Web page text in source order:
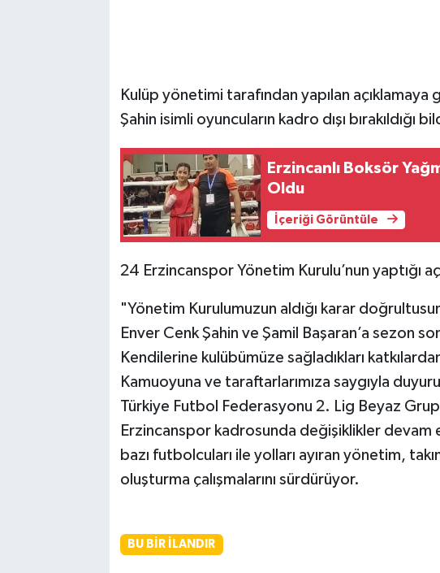
Kulüp yönetimi tarafından yapılan
Şahin isimli oyuncuların kadro dışı bırakıldığı
Erzincanlı Boksör
Oldu
İçeriği Görüntüle
24 Erzincanspor Yönetim Kurulu’nun yaptığı
"Yönetim Kurulumuzun aldığı karar
Enver Cenk Şahin ve Şamil Başaran’a sezon
Kendilerine kulübümüze sağladıkları
Kamuoyuna ve taraftarlarımıza saygıyla
Türkiye Futbol Federasyonu 2. Lig Beyaz
Erzincanspor kadrosunda değişiklikler
bazı futbolcuları ile yolları ayıran yönetim,
oluşturma çalışmalarını sürdürüyor.
BU BIR İLANDIR